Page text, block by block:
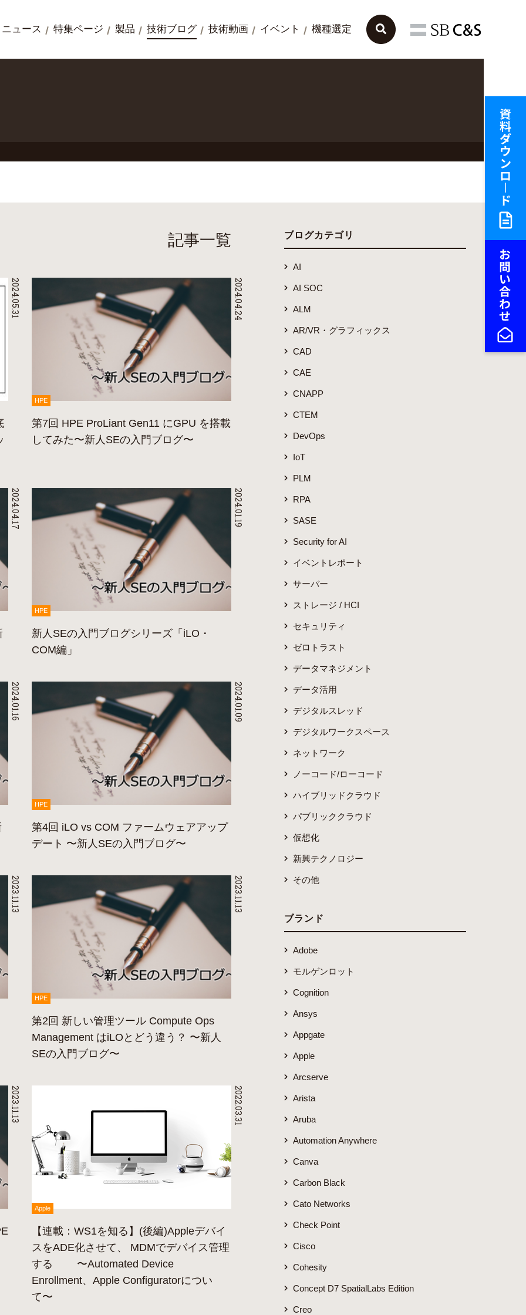
ニュース 特集ページ 製品 技術ブログ 技術動画 イベント 機種選定
記事一覧
2024.05.31 2024.04.24
HPE
第7回 HPE ProLiant Gen11 にGPU を搭載
してみた〜新人SEの入門ブログ〜
2024.04.17 2024.01.19
HPE
新人SEの入門ブログシリーズ「iLO・
COM編」
2024.01.16 2024.01.09
HPE
第4回 iLO vs COM ファームウェアアップ
デート 〜新人SEの入門ブログ〜
2023.11.13 2023.11.13
HPE
第2回 新しい管理ツール Compute Ops
Management はiLOとどう違う？ 〜新人
SEの入門ブログ〜
2023.11.13 2022.03.31
Apple
【連載：WS1を知る】(後編)Appleデバイ
スをADE化させて、 MDMでデバイス管理
する 〜Automated Device
Enrollment、Apple Configuratorについ
て〜
ブログカテゴリ
AI
AI SOC
ALM
AR/VR・グラフィックス
CAD
CAE
CNAPP
CTEM
DevOps
IoT
PLM
RPA
SASE
Security for AI
イベントレポート
サーバー
ストレージ / HCI
セキュリティ
ゼロトラスト
データマネジメント
データ活用
デジタルスレッド
デジタルワークスペース
ネットワーク
ノーコード/ローコード
ハイブリッドクラウド
パブリッククラウド
仮想化
新興テクノロジー
その他
ブランド
Adobe
モルゲンロット
Cognition
Ansys
Appgate
Apple
Arcserve
Arista
Aruba
Automation Anywhere
Canva
Carbon Black
Cato Networks
Check Point
Cisco
Cohesity
Concept D7 SpatialLabs Edition
Creo